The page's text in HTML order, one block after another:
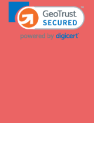
のマナー総まとめ
職
店祝いの花 選び方ガイ
削減 / SDGsを考える